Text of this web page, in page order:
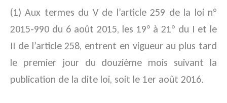
(1) Aux termes du V de l’article 259 de la loi n°
2015-990 du 6 août 2015, les 19° à 21° du I et le
II de l’article 258, entrent en vigueur au plus tard
le premier jour du douzième mois suivant la
publication de la dite loi, soit le 1er août 2016.